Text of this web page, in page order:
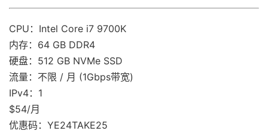
CPU：Intel Core i7 9700K
内存：64 GB DDR4
硬盘：512 GB NVMe SSD
流量：不限 / 月 (1Gbps带宽)
IPv4：1
$54/月
优惠码：YE24TAKE25